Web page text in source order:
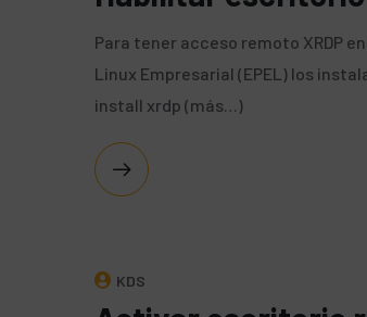
Para tener acceso remoto XRDP
Linux Empresarial (EPEL) los
install xrdp (más…)
KDS